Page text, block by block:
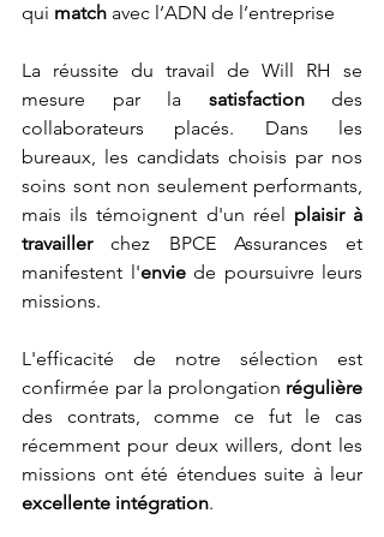
qui match avec l’ADN de l’entreprise
La réussite du travail de Will RH se
mesure par la satisfaction des
collaborateurs placés. Dans les
bureaux, les candidats choisis par nos
soins sont non seulement performants,
mais ils témoignent d'un réel plaisir à
travailler chez BPCE Assurances et
manifestent l'envie de poursuivre leurs
missions.
L'efficacité de notre sélection est
confirmée par la prolongation régulière
des contrats, comme ce fut le cas
récemment pour deux willers, dont les
excellente intégration.